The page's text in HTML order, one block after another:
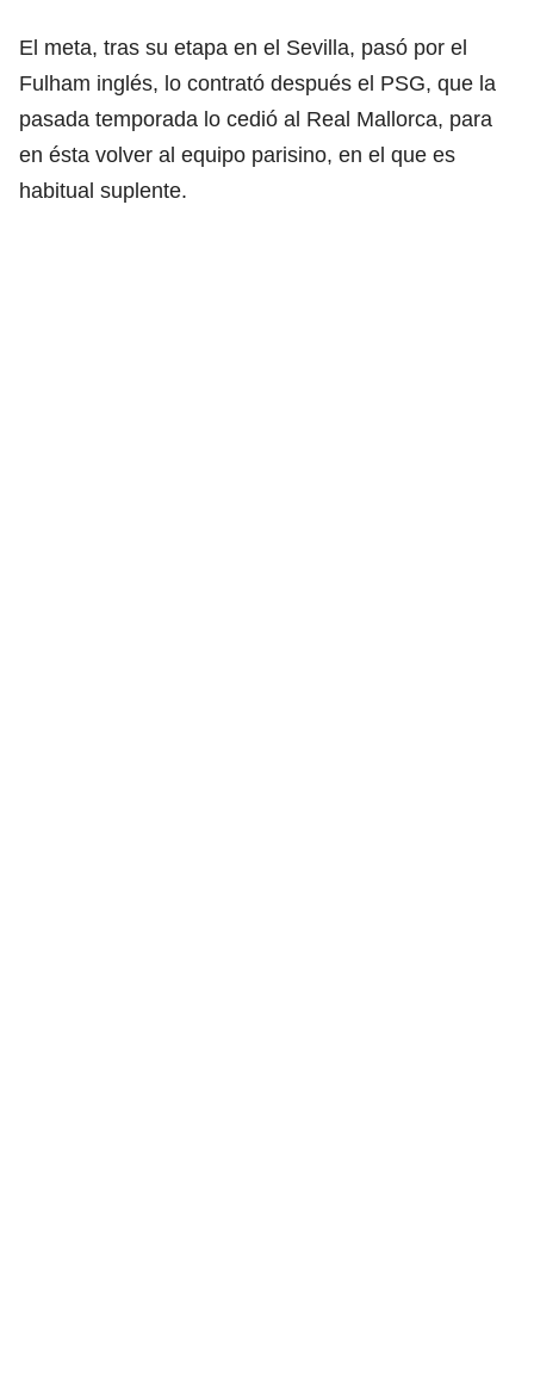
El meta, tras su etapa en el Sevilla, pasó por el
Fulham inglés, lo contrató después el PSG, que la
pasada temporada lo cedió al Real Mallorca, para
en ésta volver al equipo parisino, en el que es
habitual suplente.